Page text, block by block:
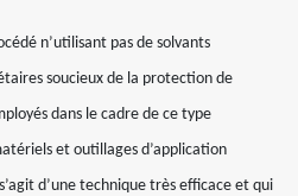
n’utilisant pas de solvants
soucieux de la protection de
dans le cadre de ce type
et outillages d’application
d’une technique très efficace et qui